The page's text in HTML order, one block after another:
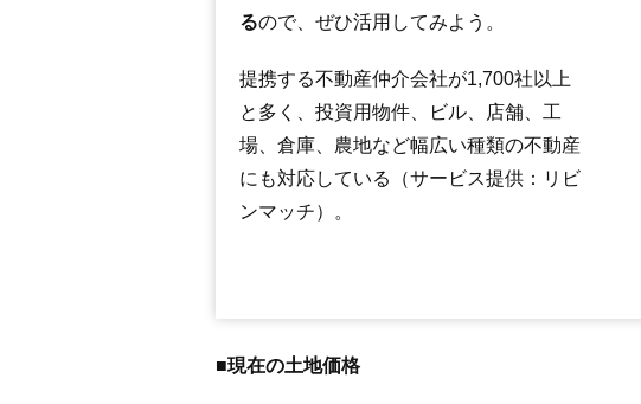
るので、ぜひ活用してみよう。
提携する不動産仲介会社が1,700社以上
と多く、投資用物件、ビル、店舗、工
場、倉庫、農地など幅広い種類の不動産
にも対応している（サービス提供：リビ
ンマッチ）。
■現在の土地価格
大川大川